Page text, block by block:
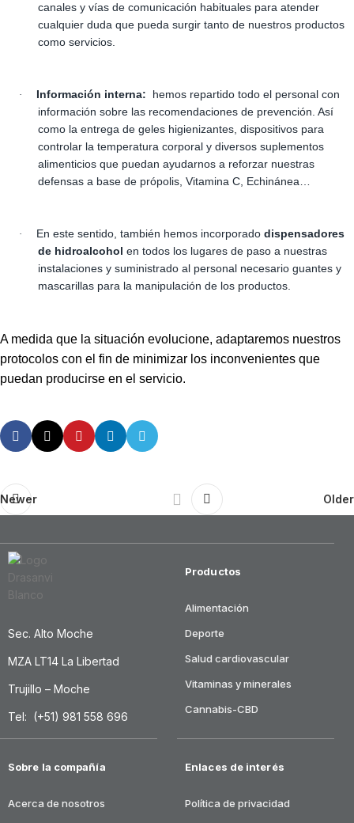
canales y vías de comunicación habituales para atender
cualquier duda que pueda surgir tanto de nuestros productos
como servicios.
· Información interna:
hemos repartido todo el personal con
información sobre las recomendaciones de prevención. Así
como la entrega de geles higienizantes, dispositivos para
controlar la temperatura corporal y diversos suplementos
alimenticios que puedan ayudarnos a reforzar nuestras
defensas a base de própolis, Vitamina C, Echinánea…
· En este sentido, también hemos incorporado dispensadores
de hidroalcohol en todos los lugares de paso a nuestras
instalaciones y suministrado al personal necesario guantes y
mascarillas para la manipulación de los productos.
A medida que la situación evolucione, adaptaremos nuestros
protocolos con el fin de minimizar los inconvenientes que
puedan producirse en el servicio.
Newer Older
Sec. Alto Moche
MZA LT14 La Libertad
Trujillo – Moche
Tel: (+51) 981 558 696
Productos
Alimentación
Deporte
Salud cardiovascular
Vitaminas y minerales
Cannabis-CBD
Sobre la compañía
Acerca de nosotros
Enlaces de interés
Política de privacidad